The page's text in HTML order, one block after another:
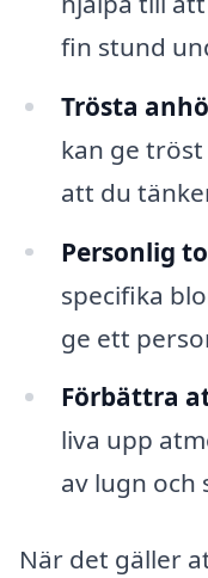
fin stund
Trösta
kan ge
att du
Personlig
specifika
ge ett
Förbättra
liva upp
av lugn och
När det gäller